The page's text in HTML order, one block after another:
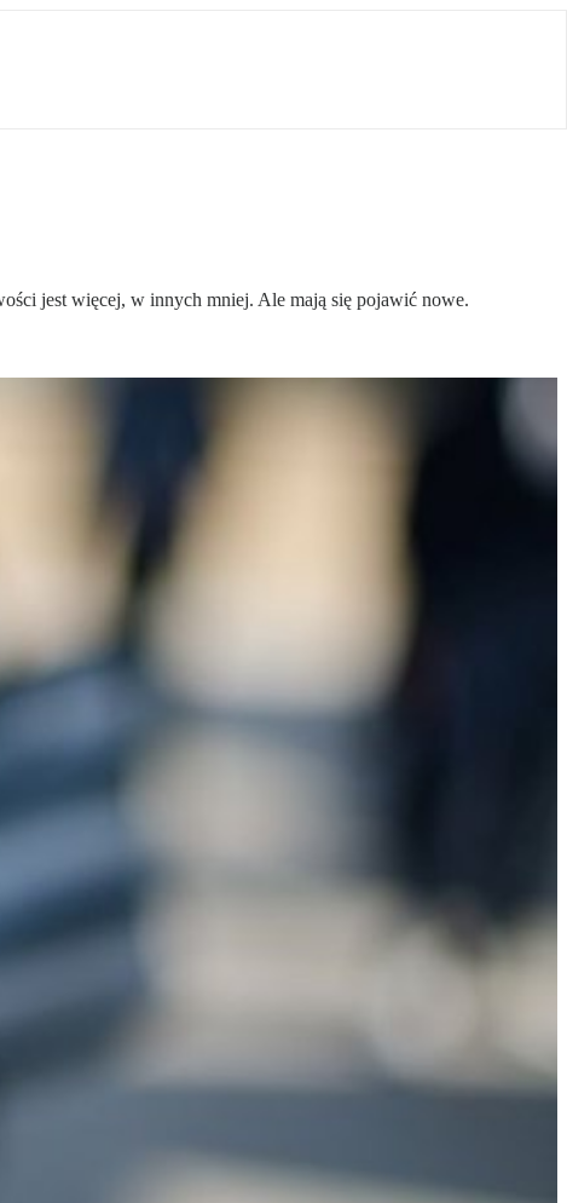
jest więcej, w innych mniej. Ale mają się pojawić nowe.